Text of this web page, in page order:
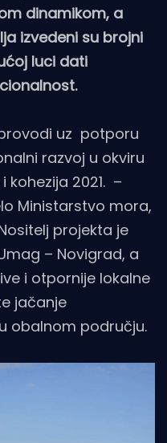
dinamikom, a
izvedeni su brojni
luci dati
uz potporu
razvoj u okviru
kohezija 2021. –
Ministarstvo mora,
projekta je
– Novigrad, a
i otpornije lokalne
jačanje
obalnom području.